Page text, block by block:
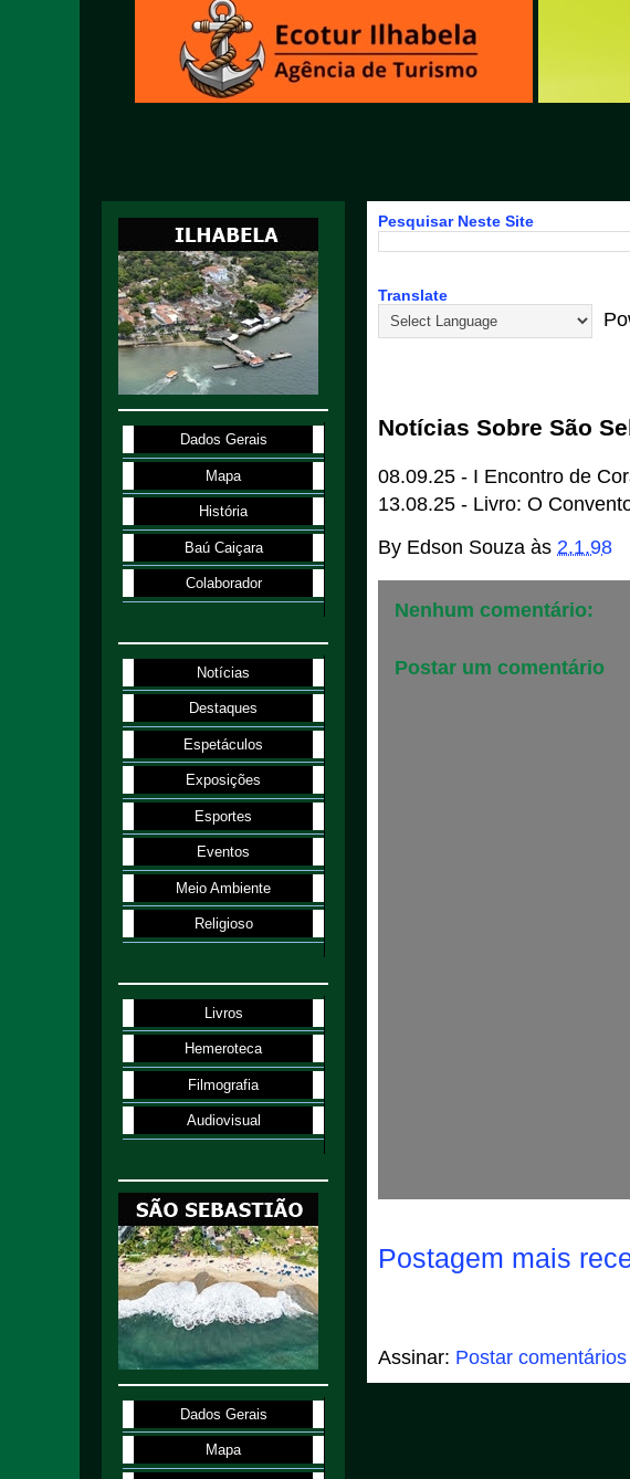
Impacto
Pesquisar Neste Site
Translate
Notícias Sobre São
08.09.25 - I Encontro de
13.08.25 - Livro: O
By Edson Souza às 2.1.98
Nenhum comentário:
Postar um comentário
Postagem mais
Assinar: Postar
Dados Gerais
Mapa
História
Baú Caiçara
Colaborador
Notícias
Destaques
Espetáculos
Exposições
Esportes
Eventos
Meio Ambiente
Religioso
Livros
Hemeroteca
Filmografia
Audiovisual
Dados Gerais
Mapa